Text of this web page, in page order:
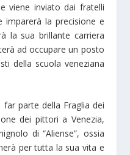
viene inviato dai fratelli
imparerà la precisione e
la sua brillante carriera
ad occupare un posto
della scuola veneziana
far parte della Fraglia dei
dei pittori a Venezia,
di “Aliense”, ossia
per tutta la sua vita e